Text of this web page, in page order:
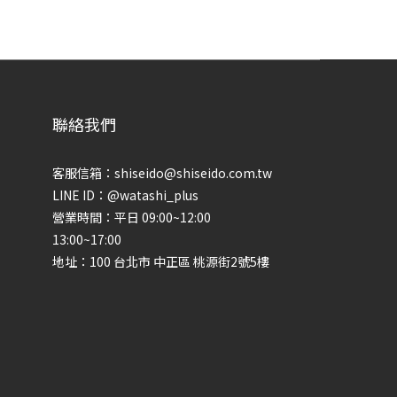
聯絡我們
客服信箱：shiseido@shiseido.com.tw
LINE ID：@watashi_plus
營業時間：平日 09:00~12:00
13:00~17:00
地址：100 台北市 中正區 桃源街2號5樓